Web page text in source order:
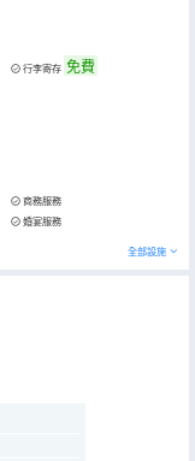
行李寄存 免費
商務服務
婚宴服務
全部設施